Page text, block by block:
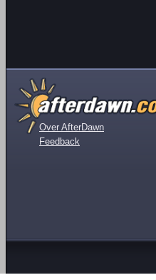
Over AfterDawn
Feedback